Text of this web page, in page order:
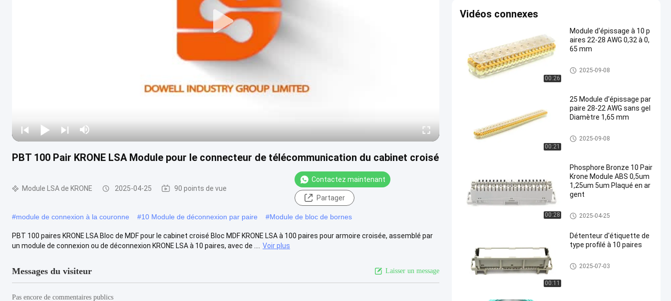
PBT 100 Pair KRONE LSA Module pour le connecteur de télécommunication du cabinet croisé
Module LSA de KRONE 2025-04-25 90 points de vue
Contactez maintenant
Partager
#module de connexion à la couronne #10 Module de déconnexion par paire #Module de bloc de bornes
PBT 100 paires KRONE LSA Bloc de MDF pour le cabinet croisé Bloc MDF KRONE LSA à 100 paires pour armoire croisée, assemblé par
un module de connexion ou de déconnexion KRONE LSA à 10 paires, avec de ....
Voir plus
Messages du visiteur Laisser un message
Pas encore de commentaires publics
Vidéos connexes
00:26
Module d'épissage à 10 p
aires 22-28 AWG 0,32 à 0,
65 mm
Module LSA de KRONE
2025-09-08
00:21
25 Module d'épissage par
paire 28-22 AWG sans gel
Diamètre 1,65 mm
Module LSA de KRONE
2025-09-08
00:28
Phosphore Bronze 10 Pair
Krone Module ABS 0,5um
1,25um 5um Plaqué en ar
gent
Module LSA de KRONE
2025-04-25
00:11
Détenteur d'étiquette de
type profilé à 10 paires
Module LSA de KRONE
2025-07-03